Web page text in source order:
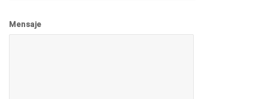
Mensaje